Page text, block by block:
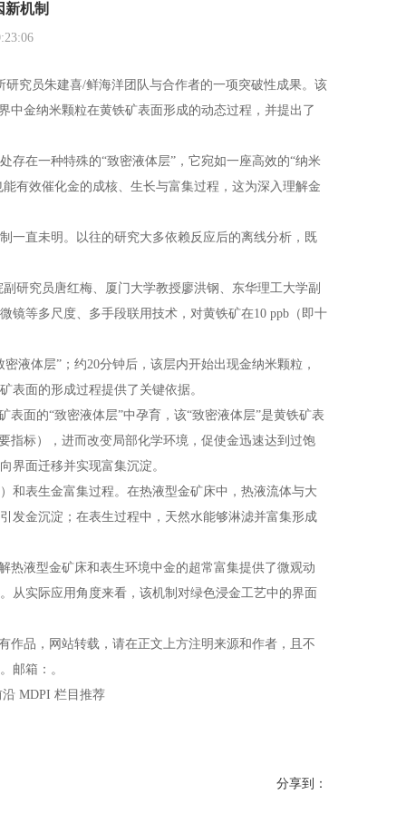
新机制
员朱建喜/鲜海洋团队与合作者的一项突破性成果。该
中金纳米颗粒在黄铁矿表面形成的动态过程，并提出了
在一种特殊的“致密液体层”，它宛如一座高效的“纳米
有效催化金的成核、生长与富集过程，这为深入理解金
直未明。以往的研究大多依赖反应后的离线分析，既
究员唐红梅、厦门大学教授廖洪钢、东华理工大学副
镜等多尺度、多手段联用技术，对黄铁矿在10 ppb（即十
体层”；约20分钟后，该层内开始出现金纳米颗粒，
表面的形成过程提供了关键依据。
面的“致密液体层”中孕育，该“致密液体层”是黄铁矿表
指标），进而改变局部化学环境，促使金迅速达到过饱
界面迁移并实现富集沉淀。
表生金富集过程。在热液型金矿床中，热液流体与大
发金沉淀；在表生过程中，天然水能够淋滤并富集形成
液型金矿床和表生环境中金的超常富集提供了微观动
从实际应用角度来看，该机制对绿色浸金工艺中的界面
品，网站转载，请在正文上方注明来源和作者，且不
邮箱：。
MDPI 栏目推荐
分享到：